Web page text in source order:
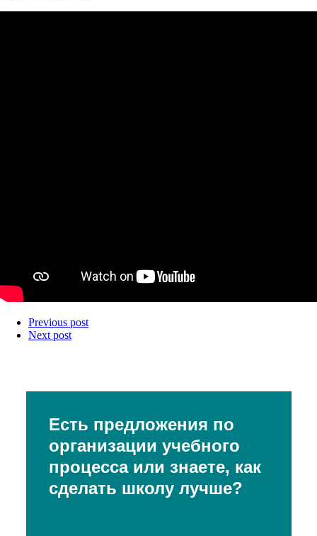
Previous post
Next post
Есть предложения по
организации учебного
процесса или знаете, как
сделать школу лучше?